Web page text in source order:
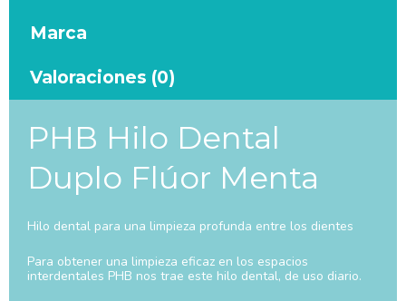
Marca
Valoraciones (0)
PHB Hilo Dental
Duplo Flúor Menta
Hilo dental para una limpieza profunda entre los dientes
Para obtener una limpieza eficaz en los espacios
interdentales PHB nos trae este hilo dental, de uso diario.